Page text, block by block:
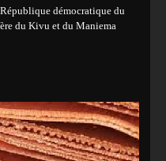
démocratique du
du Kivu et du Maniema